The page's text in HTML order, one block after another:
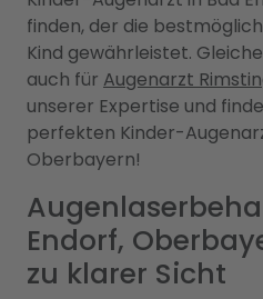
finden, der die
Kind gewährleistet.
auch für Augenarzt
unserer Expertise und
perfekten Kinder-
Oberbayern!
Endorf,
zu klarer Sicht